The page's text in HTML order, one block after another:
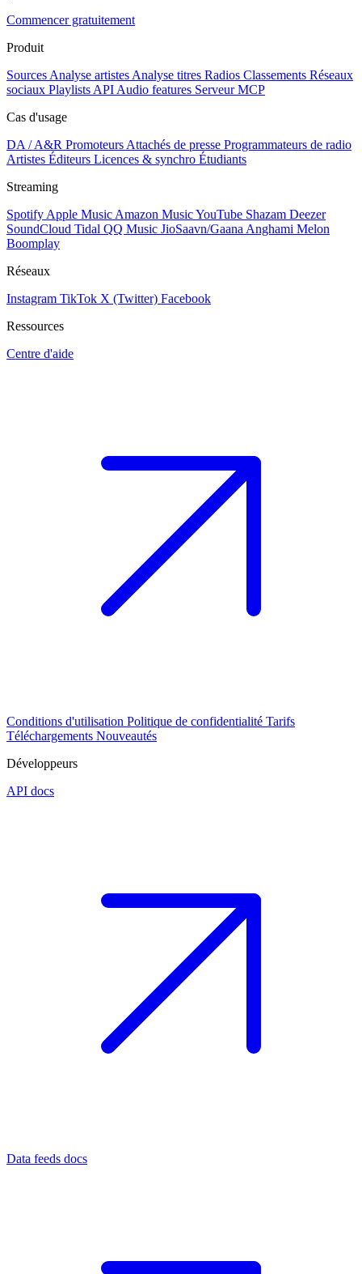
Commencer gratuitement
Produit
Sources Analyse artistes Analyse titres Radios Classements Réseaux
sociaux Playlists API Audio features Serveur MCP
Cas d'usage
DA / A&R Promoteurs Attachés de presse Programmateurs de radio
Artistes Éditeurs Licences & synchro Étudiants
Streaming
Spotify Apple Music Amazon MusicYouTube Shazam Deezer
SoundCloud Tidal QQ Music JioSaavn/Gaana Anghami Melon
Boomplay
Réseaux
Instagram TikTok X (Twitter) Facebook
Ressources
Centre d'aide
Conditions d'utilisation Politique de confidentialité Tarifs
Téléchargements Nouveautés
Développeurs
API docs
Data feeds docs